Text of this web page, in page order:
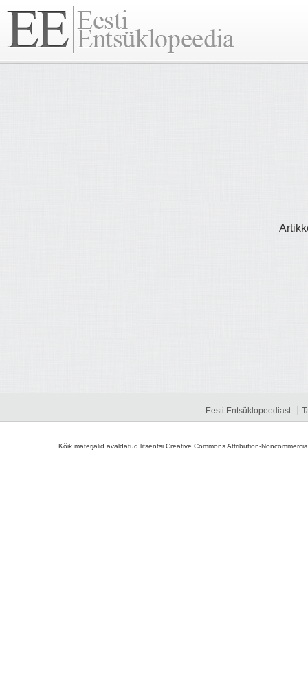
Eesti Entsüklopeediast
Kõik materjalid avaldatud litsentsi Creative Commons Attribution-